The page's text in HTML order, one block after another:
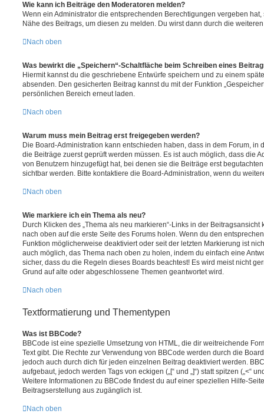
Wie kann ich Beiträge den Moderatoren melden?
Wenn ein Administrator die entsprechenden Berechtigungen vergeben
Nähe des Beitrags, um diesen zu melden. Du wirst dann durch die
Nach oben
Was bewirkt die „Speichern“-Schaltfläche beim Schreiben eines
Hiermit kannst du die geschriebene Entwürfe speichern und zu einem
absenden. Den gesicherten Beitrag kannst du mit der Funktion
persönlichen Bereich erneut laden.
Nach oben
Warum muss mein Beitrag erst freigegeben werden?
Die Board-Administration kann entschieden haben, dass in dem Forum, in
die Beiträge zuerst geprüft werden müssen. Es ist auch möglich, dass die
von Benutzern hinzugefügt hat, bei denen sie die Beiträge erst
sichtbar werden. Bitte kontaktiere die Board-Administration, wenn du
Nach oben
Wie markiere ich ein Thema als neu?
Durch Klicken des „Thema als neu markieren“-Links in der
nach oben auf die erste Seite des Forums holen. Wenn du den
Funktion möglicherweise deaktiviert oder seit der letzten Markierung ist
auch möglich, das Thema nach oben zu holen, indem du einfach eine
sicher, dass du die Regeln dieses Boards beachtest! Es wird meist nicht
Grund auf alte oder abgeschlossene Themen geantwortet wird.
Nach oben
Textformatierung und Thementypen
Was ist BBCode?
BBCode ist eine spezielle Umsetzung von HTML, die dir weitreichende
Text gibt. Die Rechte zur Verwendung von BBCode werden durch die
jedoch auch durch dich für jeden einzelnen Beitrag deaktiviert werden.
aufgebaut, jedoch werden Tags von eckigen („[“ und „]“) statt spitzen („<“
Weitere Informationen zu BBCode findest du auf einer speziellen Hilfe-
Beitragserstellung aus zugänglich ist.
Nach oben